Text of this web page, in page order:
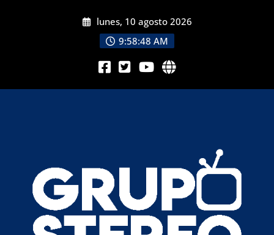
lunes, 10 agosto 2026
9:58:50 AM